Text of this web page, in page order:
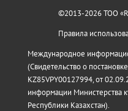
©2013-2026 ТОО
Правила
Международное
(Свидетельство о
KZ85VPY00127994, от
информации Министерства
Республики Казахстан).